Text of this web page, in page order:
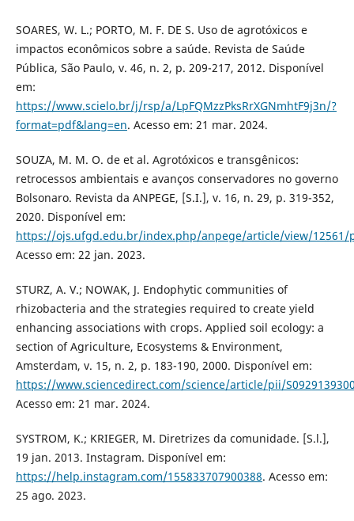
SOARES, W. L.; PORTO, M. F. DE S. Uso de agrotóxicos e
impactos econômicos sobre a saúde. Revista de Saúde
Pública, São Paulo, v. 46, n. 2, p. 209-217, 2012. Disponível
em:
https://www.scielo.br/j/rsp/a/LpFQMzzPksRrXGNmhtF9j3n/?
format=pdf&lang=en. Acesso em: 21 mar. 2024.
SOUZA, M. M. O. de et al. Agrotóxicos e transgênicos:
retrocessos ambientais e avanços conservadores no governo
Bolsonaro. Revista da ANPEGE, [S.I.], v. 16, n. 29, p. 319-352,
2020. Disponível em:
https://ojs.ufgd.edu.br/index.php/anpege/article/view/12561/
Acesso em: 22 jan. 2023.
STURZ, A. V.; NOWAK, J. Endophytic communities of
rhizobacteria and the strategies required to create yield
enhancing associations with crops. Applied soil ecology: a
section of Agriculture, Ecosystems & Environment,
Amsterdam, v. 15, n. 2, p. 183-190, 2000. Disponível em:
https://www.sciencedirect.com/science/article/pii/
Acesso em: 21 mar. 2024.
SYSTROM, K.; KRIEGER, M. Diretrizes da comunidade. [S.l.],
19 jan. 2013. Instagram. Disponível em:
https://help.instagram.com/155833707900388. Acesso em:
25 ago. 2023.